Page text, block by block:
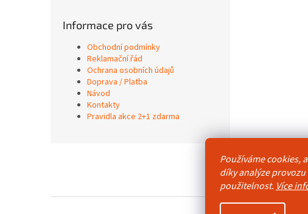
Používáme cookies,
díky analýze
použitelnost. Více
Informace pro vás
Obchodní podmínky
Reklamační řád
Ochrana osobních údajů
Doprava / Platba
Návod
Kontakty
Pravidla akce 2+1 zdarma
Obchodní podmínky